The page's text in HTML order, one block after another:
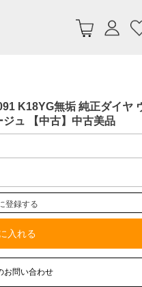
K18YG無垢 純正ダイヤ
ュ 【中古】中古美品
登録する
入れる
お問い合わせ